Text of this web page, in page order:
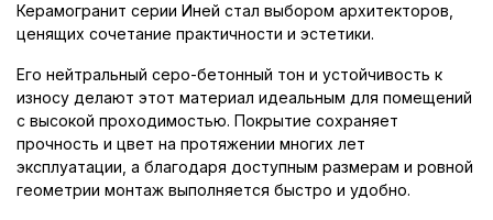
Керамогранит серии Иней стал выбором архитекторов,
ценящих сочетание практичности и эстетики.
Его нейтральный серо-бетонный тон и устойчивость к
износу делают этот материал идеальным для помещений
с высокой проходимостью. Покрытие сохраняет
прочность и цвет на протяжении многих лет
эксплуатации, а благодаря доступным размерам и ровной
геометрии монтаж выполняется быстро и удобно.